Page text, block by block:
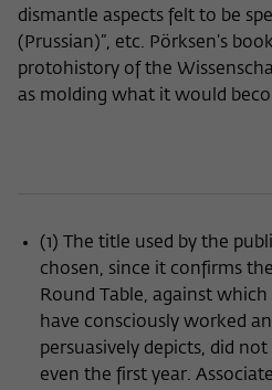
dismantle aspects felt to be
(Prussian)”, etc. Pörksen’s
protohistory of the
as molding what it would
(1) The title used by the
chosen, since it confirms
Round Table, against
have consciously worked
persuasively depicts, did
even the first year.